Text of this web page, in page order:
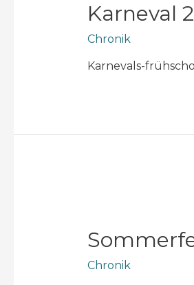
Karneval
Chronik
Karnevals-
Chronik